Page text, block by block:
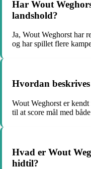
Har Wout
landshold?
Ja, Wout Weghorst har
og har spillet flere
Hvordan
Wout Weghorst er
til at score mål med
Hvad er Wout
hidtil?